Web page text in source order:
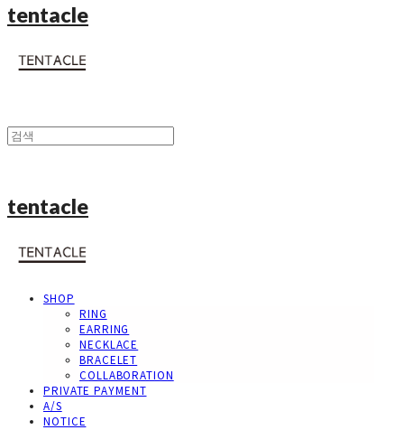
tentacle
tentacle
SHOP
RING
EARRING
NECKLACE
BRACELET
COLLABORATION
PRIVATE PAYMENT
A/S
NOTICE